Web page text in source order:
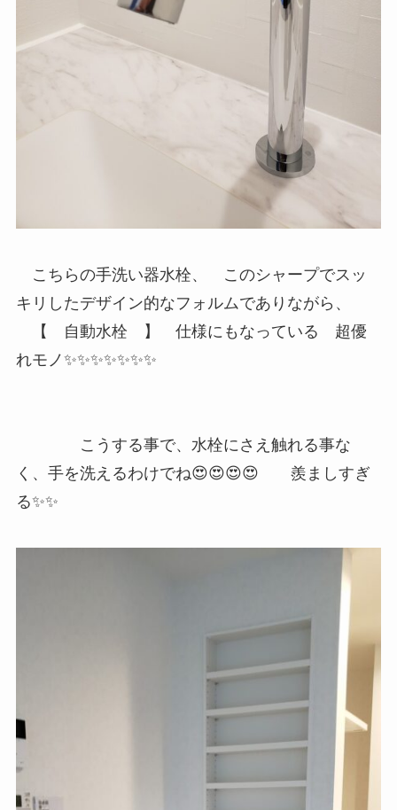
こちらの手洗い器水栓、 このシャープでスッ
キリしたデザイン的なフォルムでありながら、
【 自動水栓 】 仕様にもなっている 超優
れモノ✨✨✨✨✨✨✨
こうする事で、水栓にさえ触れる事な
く、手を洗えるわけでね😍😍😍😍 羨ましすぎ
る✨✨